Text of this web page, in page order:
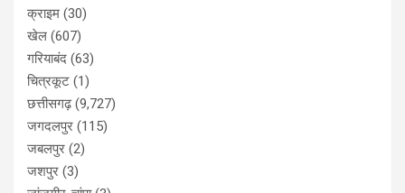
क्राइम (30)
खेल (607)
गरियाबंद (63)
चित्रकूट (1)
छत्तीसगढ़(9,727)
जगदलपुर (115)
जबलपुर (2)
जशपुर (3)